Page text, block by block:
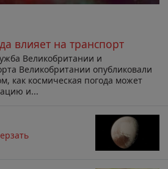
влияет на транспорт
Великобритании и
Великобритании опубликовали
как космическая погода может
и...